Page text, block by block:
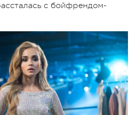
с бойфрендом-